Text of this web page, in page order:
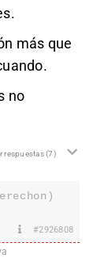
más que
no
respuestas(7)
#2926808